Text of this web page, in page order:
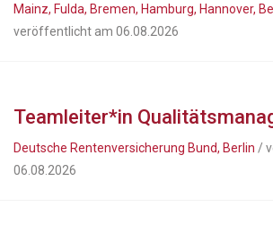
Mainz, Fulda, Bremen, Hamburg, Hannover,
veröffentlicht am 06.08.2026
Teamleiter*in
Deutsche Rentenversicherung Bund, Berlin /
06.08.2026